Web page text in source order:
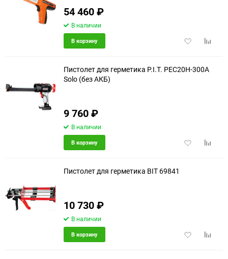
54 460₽
В наличии
Добавить
В корзину
еще 7 фото
Пистолет для герметика P.I.T. PEC20H-300A
Solo (без АКБ)
9 760₽
В наличии
Добавить
В корзину
Пистолет для герметика BIT 69841
10 730₽
В наличии
Добавить
В корзину